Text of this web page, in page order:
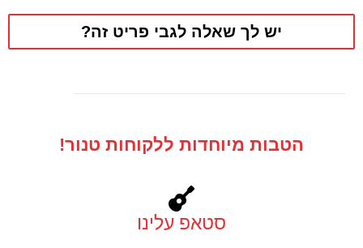
יש לך שאלה לגבי פריט זה?
הטבות מיוחדות ללקוחות טנור!
סטאפ עלינו